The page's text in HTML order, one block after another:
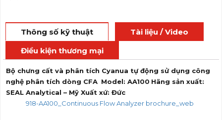
Thông số kỹ thuật
Tài liệu / Video
Điều kiện thương mại
Bộ chưng cất và phân tích Cyanua tự động sử dụng công
nghệ phân tích dòng CFA Model: AA100 Hãng sản xuất:
SEAL Analytical – Mỹ Xuất xứ: Đức
918-AA100_Continuous Flow Analyzer brochure_web